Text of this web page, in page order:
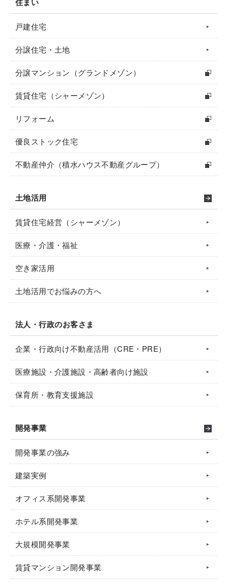
戸建住宅
分譲住宅・土地
分譲マンション（グランドメゾン）
賃貸住宅（シャーメゾン）
リフォーム
優良ストック住宅
不動産仲介（積水ハウス不動産グループ）
土地活用
賃貸住宅経営（シャーメゾン）
医療・介護・福祉
空き家活用
土地活用でお悩みの方へ
法人・行政のお客さま
企業・行政向け不動産活用（CRE・PRE）
医療施設・介護施設・高齢者向け施設
保育所・教育支援施設
開発事業
開発事業の強み
建築実例
オフィス系開発事業
ホテル系開発事業
大規模開発事業
賃貸マンション開発事業